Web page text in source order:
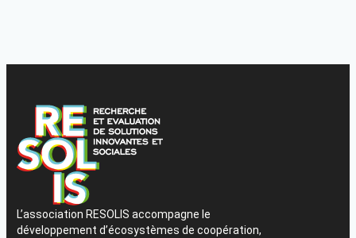
L’association RESOLIS accompagne le
développement d’écosystèmes de coopération,